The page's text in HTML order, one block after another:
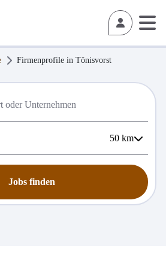
Firmenprofile in Tönisvorst
50 km
Jobs finden